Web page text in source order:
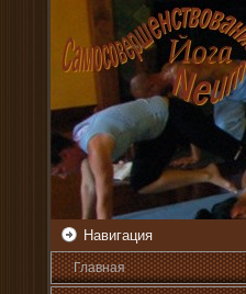
Навигация
Главная